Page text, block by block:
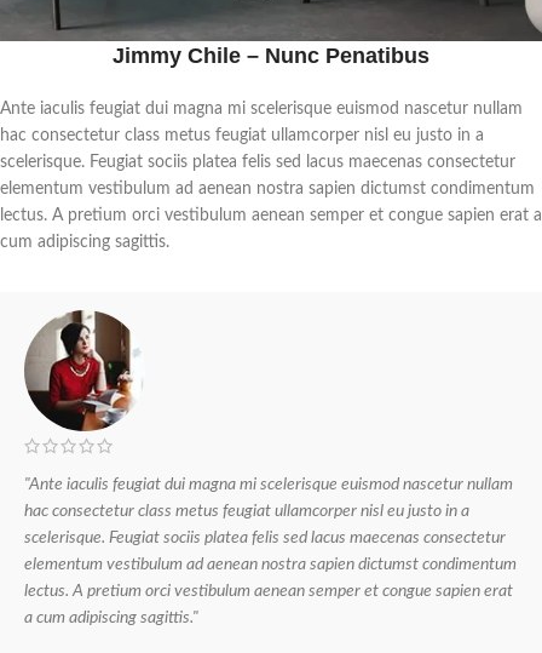
Jimmy Chile – Nunc Penatibus
Ante iaculis feugiat dui magna mi scelerisque euismod nascetur nullam
hac consectetur class metus feugiat ullamcorper nisl eu justo in a
scelerisque. Feugiat sociis platea felis sed lacus maecenas consectetur
elementum vestibulum ad aenean nostra sapien dictumst condimentum
lectus. A pretium orci vestibulum aenean semper et congue sapien erat a
cum adipiscing sagittis.
"Ante iaculis feugiat dui magna mi scelerisque euismod nascetur nullam
hac consectetur class metus feugiat ullamcorper nisl eu justo in a
scelerisque. Feugiat sociis platea felis sed lacus maecenas consectetur
elementum vestibulum ad aenean nostra sapien dictumst condimentum
lectus. A pretium orci vestibulum aenean semper et congue sapien erat
a cum adipiscing sagittis."